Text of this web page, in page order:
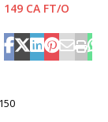
149 CA FT/O